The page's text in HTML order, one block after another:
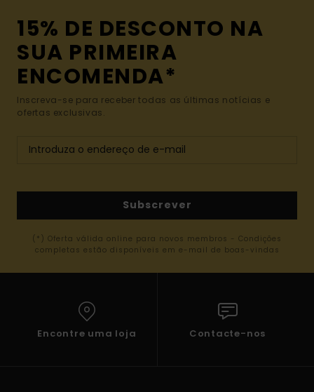
15% DE DESCONTO NA
SUA PRIMEIRA
ENCOMENDA*
Inscreva-se para receber todas as últimas notícias e
ofertas exclusivas.
Subscrever
(*) Oferta válida online para novos membros - Condições
completas estão disponíveis em e-mail de boas-vindas
Encontre uma loja Contacte-nos